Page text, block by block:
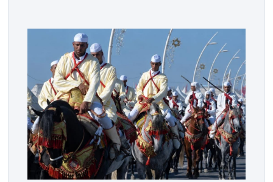
والإنسانية. ووفق بلاغ للمنظمين، تقترح هذه الدورة، التي
تنظم تحت الرعاية السامية لصاحب الجلالة الملك محمد
السادس، تحت شعار “سيدات البحر الأبيض المتوسط، […]